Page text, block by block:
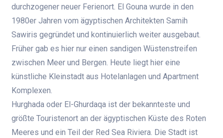
durchzogener neuer Ferienort. El Gouna wurde in den
1980er Jahren vom ägyptischen Architekten Samih
Sawiris gegründet und kontinuierlich weiter ausgebaut.
Früher gab es hier nur einen sandigen Wüstenstreifen
zwischen Meer und Bergen. Heute liegt hier eine
künstliche Kleinstadt aus Hotelanlagen und Apartment
Komplexen.
Hurghada oder El-Ghurdaqa ist der bekannteste und
größte Touristenort an der ägyptischen Küste des Roten
Meeres und ein Teil der Red Sea Riviera. Die Stadt ist